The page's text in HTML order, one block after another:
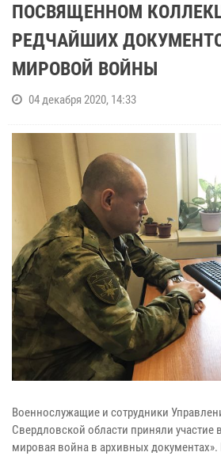
ПОСВЯЩЕННОМ
РЕДЧАЙШИХ
МИРОВОЙ ВОЙНЫ
04 декабря 2020, 14:33
Военнослужащие и сотрудники
Свердловской области приняли участие
мировая война в архивных